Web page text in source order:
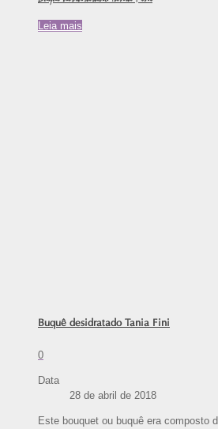
Leia mais
Buquê desidratado Tania Fini
0
Data
28 de abril de 2018
Este bouquet ou buquê era composto